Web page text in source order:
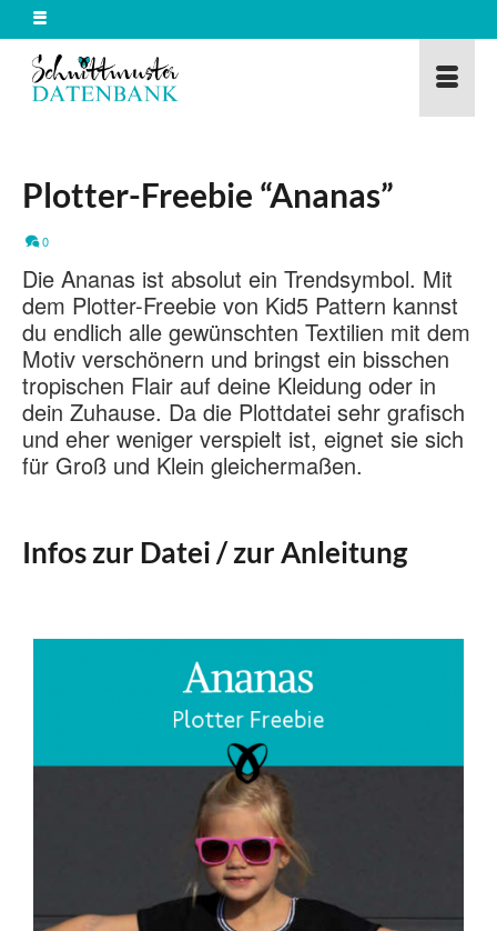
Plotter-Freebie “Ananas”
0
Die Ananas ist absolut ein Trendsymbol. Mit
dem Plotter-Freebie von Kid5 Pattern kannst
du endlich alle gewünschten Textilien mit dem
Motiv verschönern und bringst ein bisschen
tropischen Flair auf deine Kleidung oder in
dein Zuhause. Da die Plottdatei sehr grafisch
und eher weniger verspielt ist, eignet sie sich
für Groß und Klein gleichermaßen.
Infos zur Datei / zur Anleitung